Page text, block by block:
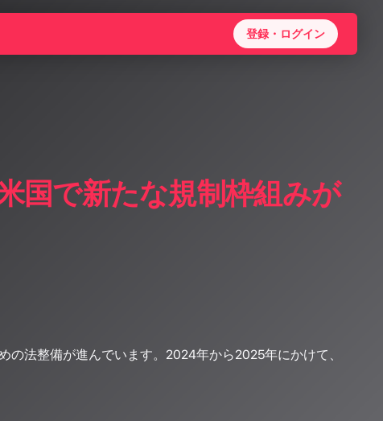
登録・ログイン
国で新たな規制枠組みが
法整備が進んでいます。2024年から2025年にかけて、